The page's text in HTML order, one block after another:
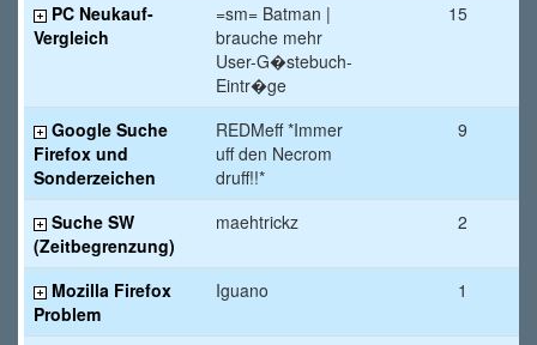
PC Neukauf-
Vergleich
=sm= Batman |
brauche mehr
User-G�stebuch-
Eintr�ge
15
Google Suche
Firefox und
Sonderzeichen
REDMeff *Immer
uff den Necrom
druff!!*
9
Suche SW
(Zeitbegrenzung)
maehtrickz 2
Mozilla Firefox
Problem
Iguano 1